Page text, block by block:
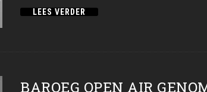
LEES VERDER
BAROEG OPEN AIR